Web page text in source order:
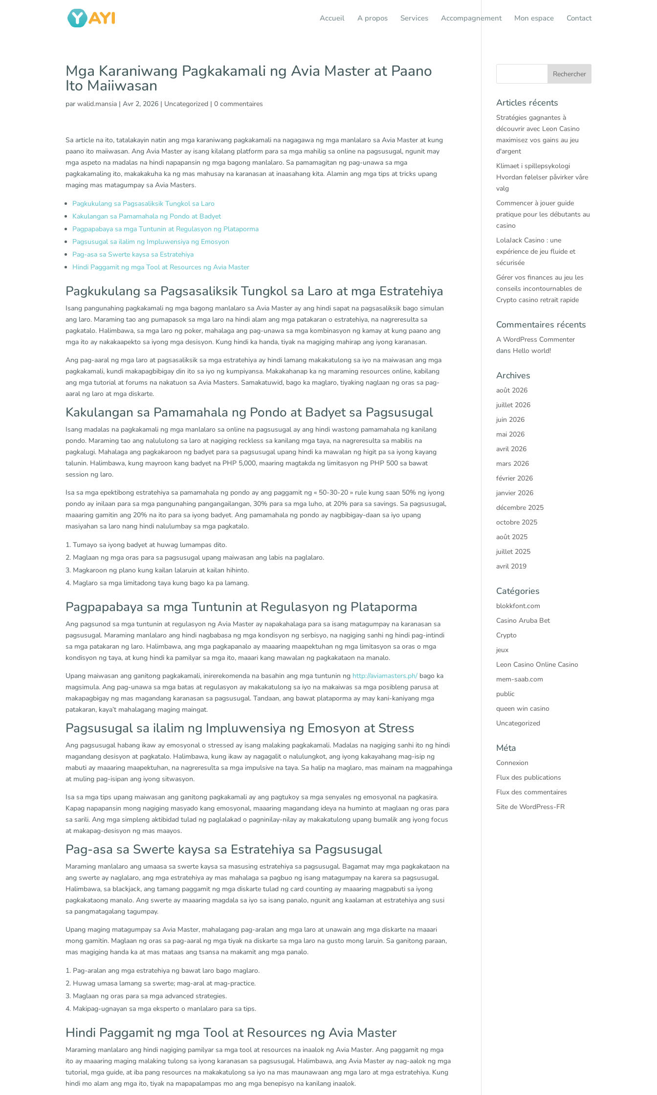
Accueil A propos Services Accompagnement Mon espace Contact
Mga Karaniwang Pagkakamali ng Avia Master at Paano
Ito Maiiwasan
parwalid.mansia |Avr 2, 2026 | Uncategorized |0 commentaires
Sa article na ito, tatalakayin natin ang mga karaniwang pagkakamali na nagagawa ng mga manlalaro sa Avia Master at kung
paano ito maiiwasan. Ang Avia Master ay isang kilalang platform para sa mga mahilig sa online na pagsusugal, ngunit may
mga aspeto na madalas na hindi napapansin ng mga bagong manlalaro. Sa pamamagitan ng pag-unawa sa mga
pagkakamaling ito, makakakuha ka ng mas mahusay na karanasan at inaasahang kita. Alamin ang mga tips at tricks upang
maging mas matagumpay sa Avia Masters.
Pagkukulang sa Pagsasaliksik Tungkol sa Laro
Kakulangan sa Pamamahala ng Pondo at Badyet
Pagpapabaya sa mga Tuntunin at Regulasyon ng Plataporma
Pagsusugal sa ilalim ng Impluwensiya ng Emosyon
Pag-asa sa Swerte kaysa sa Estratehiya
Hindi Paggamit ng mga Tool at Resources ng Avia Master
Pagkukulang sa Pagsasaliksik Tungkol sa Laro at mga Estratehiya
Isang pangunahing pagkakamali ng mga bagong manlalaro sa Avia Master ay ang hindi sapat na pagsasaliksik bago simulan
ang laro. Maraming tao ang pumapasok sa mga laro na hindi alam ang mga patakaran o estratehiya, na nagreresulta sa
pagkatalo. Halimbawa, sa mga laro ng poker, mahalaga ang pag-unawa sa mga kombinasyon ng kamay at kung paano ang
mga ito ay nakakaapekto sa iyong mga desisyon. Kung hindi ka handa, tiyak na magiging mahirap ang iyong karanasan.
Ang pag-aaral ng mga laro at pagsasaliksik sa mga estratehiya ay hindi lamang makakatulong sa iyo na maiwasan ang mga
pagkakamali, kundi makapagbibigay din ito sa iyo ng kumpiyansa. Makakahanap ka ng maraming resources online, kabilang
ang mga tutorial at forums na nakatuon sa Avia Masters. Samakatuwid, bago ka maglaro, tiyaking naglaan ng oras sa pag-
aaral ng laro at mga diskarte.
Kakulangan sa Pamamahala ng Pondo at Badyet sa Pagsusugal
Isang madalas na pagkakamali ng mga manlalaro sa online na pagsusugal ay ang hindi wastong pamamahala ng kanilang
pondo. Maraming tao ang nalululong sa laro at nagiging reckless sa kanilang mga taya, na nagreresulta sa mabilis na
pagkalugi. Mahalaga ang pagkakaroon ng badyet para sa pagsusugal upang hindi ka mawalan ng higit pa sa iyong kayang
talunin. Halimbawa, kung mayroon kang badyet na PHP 5,000, maaring magtakda ng limitasyon ng PHP 500 sa bawat
session ng laro.
Isa sa mga epektibong estratehiya sa pamamahala ng pondo ay ang paggamit ng « 50-30-20 » rule kung saan 50% ng iyong
pondo ay inilaan para sa mga pangunahing pangangailangan, 30% para sa mga luho, at 20% para sa savings. Sa pagsusugal,
maaaring gamitin ang 20% na ito para sa iyong badyet. Ang pamamahala ng pondo ay nagbibigay-daan sa iyo upang
masiyahan sa laro nang hindi nalulumbay sa mga pagkatalo.
Tumayo sa iyong badyet at huwag lumampas dito.
Maglaan ng mga oras para sa pagsusugal upang maiwasan ang labis na paglalaro.
Magkaroon ng plano kung kailan lalaruin at kailan hihinto.
Maglaro sa mga limitadong taya kung bago ka pa lamang.
Pagpapabaya sa mga Tuntunin at Regulasyon ng Plataporma
Ang pagsunod sa mga tuntunin at regulasyon ng Avia Master ay napakahalaga para sa isang matagumpay na karanasan sa
pagsusugal. Maraming manlalaro ang hindi nagbabasa ng mga kondisyon ng serbisyo, na nagiging sanhi ng hindi pag-intindi
sa mga patakaran ng laro. Halimbawa, ang mga pagkapanalo ay maaaring maapektuhan ng mga limitasyon sa oras o mga
kondisyon ng taya, at kung hindi ka pamilyar sa mga ito, maaari kang mawalan ng pagkakataon na manalo.
Upang maiwasan ang ganitong pagkakamali, inirerekomenda na basahin ang mga tuntunin ng http://aviamasters.ph/ bago ka
magsimula. Ang pag-unawa sa mga batas at regulasyon ay makakatulong sa iyo na makaiwas sa mga posibleng parusa at
makapagbigay ng mas magandang karanasan sa pagsusugal. Tandaan, ang bawat plataporma ay may kani-kaniyang mga
patakaran, kaya’t mahalagang maging maingat.
Pagsusugal sa ilalim ng Impluwensiya ng Emosyon at Stress
Ang pagsusugal habang ikaw ay emosyonal o stressed ay isang malaking pagkakamali. Madalas na nagiging sanhi ito ng hindi
magandang desisyon at pagkatalo. Halimbawa, kung ikaw ay nagagalit o nalulungkot, ang iyong kakayahang mag-isip ng
mabuti ay maaaring maapektuhan, na nagreresulta sa mga impulsive na taya. Sa halip na maglaro, mas mainam na magpahinga
at muling pag-isipan ang iyong sitwasyon.
Isa sa mga tips upang maiwasan ang ganitong pagkakamali ay ang pagtukoy sa mga senyales ng emosyonal na pagkasira.
Kapag napapansin mong nagiging masyado kang emosyonal, maaaring magandang ideya na huminto at maglaan ng oras para
sa sarili. Ang mga simpleng aktibidad tulad ng paglalakad o pagninilay-nilay ay makakatulong upang bumalik ang iyong focus
at makapag-desisyon ng mas maayos.
Pag-asa sa Swerte kaysa sa Estratehiya sa Pagsusugal
Maraming manlalaro ang umaasa sa swerte kaysa sa masusing estratehiya sa pagsusugal. Bagamat may mga pagkakataon na
ang swerte ay naglalaro, ang mga estratehiya ay mas mahalaga sa pagbuo ng isang matagumpay na karera sa pagsusugal.
Halimbawa, sa blackjack, ang tamang paggamit ng mga diskarte tulad ng card counting ay maaaring magpabuti sa iyong
pagkakataong manalo. Ang swerte ay maaaring magdala sa iyo sa isang panalo, ngunit ang kaalaman at estratehiya ang susi
sa pangmatagalang tagumpay.
Upang maging matagumpay sa Avia Master, mahalagang pag-aralan ang mga laro at unawain ang mga diskarte na maaari
mong gamitin. Maglaan ng oras sa pag-aaral ng mga tiyak na diskarte sa mga laro na gusto mong laruin. Sa ganitong paraan,
mas magiging handa ka at mas mataas ang tsansa na makamit ang mga panalo.
Pag-aralan ang mga estratehiya ng bawat laro bago maglaro.
Huwag umasa lamang sa swerte; mag-aral at mag-practice.
Maglaan ng oras para sa mga advanced strategies.
Makipag-ugnayan sa mga eksperto o manlalaro para sa tips.
Hindi Paggamit ng mga Tool at Resources ng Avia Master
Maraming manlalaro ang hindi nagiging pamilyar sa mga tool at resources na inaalok ng Avia Master. Ang paggamit ng mga
ito ay maaaring maging malaking tulong sa iyong karanasan sa pagsusugal. Halimbawa, ang Avia Master ay nag-aalok ng mga
tutorial, mga guide, at iba pang resources na makakatulong sa iyo na mas maunawaan ang mga laro at mga estratehiya. Kung
hindi mo alam ang mga ito, tiyak na mapapalampas mo ang mga benepisyo na kanilang inaalok.
Articles récents
Stratégies gagnantes à
découvrir avec Leon Casino
maximisez vos gains au jeu
d'argent
Klimaet i spillepsykologi
Hvordan følelser påvirker våre
valg
Commencer à jouer guide
pratique pour les débutants au
casino
LolaJack Casino : une
expérience de jeu fluide et
sécurisée
Gérer vos finances au jeu les
conseils incontournables de
Crypto casino retrait rapide
Commentaires récents
A WordPress Commenter
dans Hello world!
Archives
août 2026
juillet 2026
juin 2026
mai 2026
avril 2026
mars 2026
février 2026
janvier 2026
décembre 2025
octobre 2025
août 2025
juillet 2025
avril 2019
Catégories
blokkfont.com
Casino Aruba Bet
Crypto
jeux
Leon Casino Online Casino
mem-saab.com
public
queen win casino
Uncategorized
Méta
Connexion
Flux des publications
Flux des commentaires
Site de WordPress-FR